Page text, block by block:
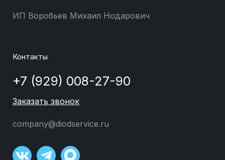
ИП Воробьев Михаил Нодарович
Контакты
+7 (929) 008-27-90
Заказать звонок
company@diodservice.ru